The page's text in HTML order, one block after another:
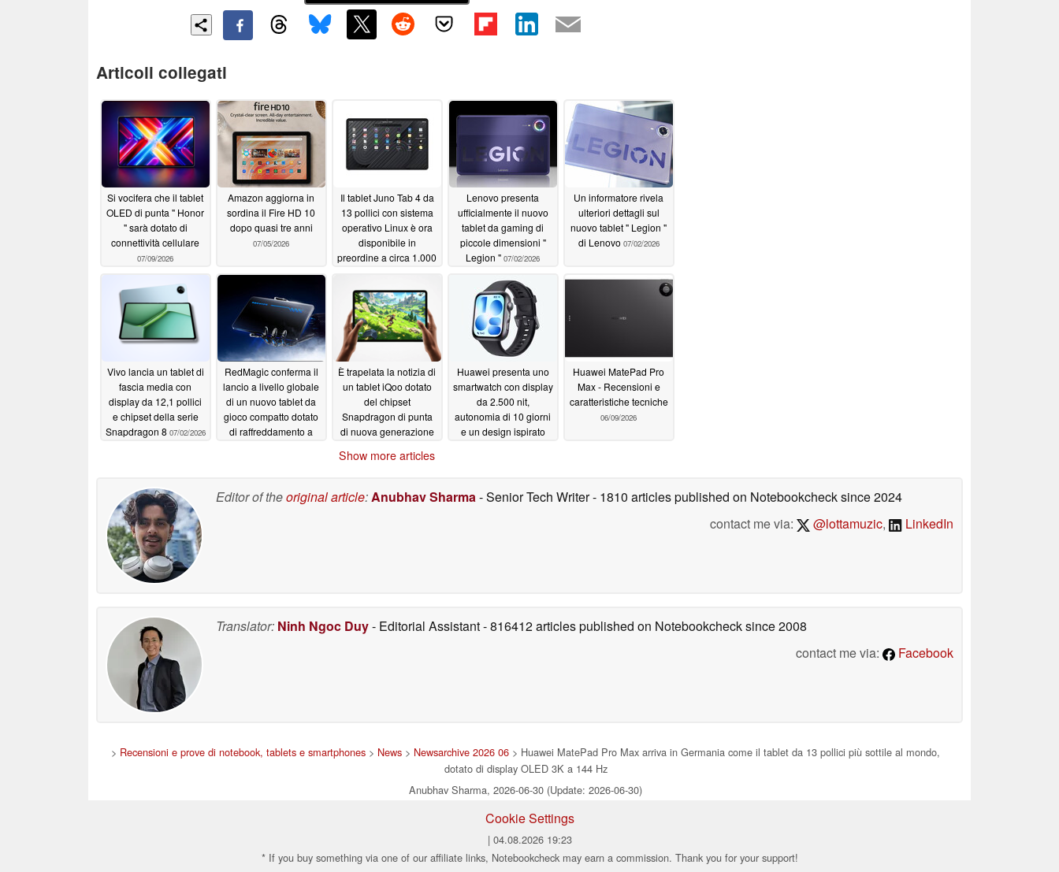
Articoli collegati
Si vocifera che il tablet
OLED di punta " Honor
" sarà dotato di
connettività cellulare
07/09/2026
Amazon aggiorna in
sordina il Fire HD 10
dopo quasi tre anni
07/05/2026
Il tablet Juno Tab 4 da
13 pollici con sistema
operativo Linux è ora
disponibile in
preordine a circa 1.000
Lenovo presenta
ufficialmente il nuovo
tablet da gaming di
piccole dimensioni "
Legion " 07/02/2026
Un informatore rivela
ulteriori dettagli sul
nuovo tablet " Legion "
di Lenovo 07/02/2026
Vivo lancia un tablet di
fascia media con
display da 12,1 pollici
e chipset della serie
Snapdragon 8 07/02/2026
RedMagic conferma il
lancio a livello globale
di un nuovo tablet da
gioco compatto dotato
di raffreddamento a
È trapelata la notizia di
un tablet iQoo dotato
del chipset
Snapdragon di punta
di nuova generazione
Huawei presenta uno
smartwatch con display
da 2.500 nit,
autonomia di 10 giorni
e un design ispirato
Huawei MatePad Pro
Max - Recensioni e
caratteristiche tecniche
06/09/2026
Show more articles
Editor of theoriginal article:Anubhav Sharma- Senior Tech Writer- 1810 articles published on Notebookchecksince 2024
contact me via:
@lottamuzic, LinkedIn
Translator: Ninh Ngoc Duy- Editorial Assistant- 816412 articles published on Notebookchecksince 2008
contact me via:
Facebook
> Recensioni e prove di notebook, tablets e smartphones > News > Newsarchive 2026 06 > Huawei MatePad Pro Max arriva in Germania come il tablet da 13 pollici più sottile al mondo,
dotato di display OLED 3K a 144 Hz
Anubhav Sharma, 2026-06-30 (Update: 2026-06-30)
Cookie Settings
| 04.08.2026 19:23
* If you buy something via one of our affiliate links, Notebookcheck may earn a commission. Thank you for your support!